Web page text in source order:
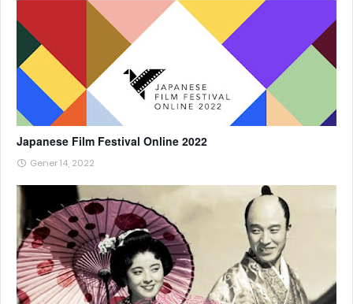
Japanese Film Festival Online 2022
Gener 14, 2022